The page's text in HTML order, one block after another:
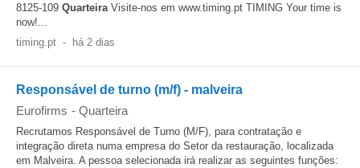
8125-109 QuarteiraVisite-nos em www.timing.pt TIMING Your time is
now!...
timing.pt - há 2 dias
Responsável de turno (m/f) - malveira
Eurofirms - Quarteira
Recrutamos Responsável de Turno (M/F), para contratação e
integração direta numa empresa do Setor da restauração, localizada
em Malveira. A pessoa selecionada irá realizar as seguintes funções: